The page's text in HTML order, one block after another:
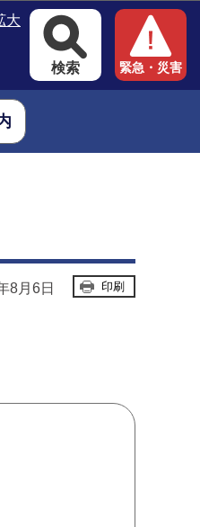
大
検索 緊急・災害
8月6日 印刷